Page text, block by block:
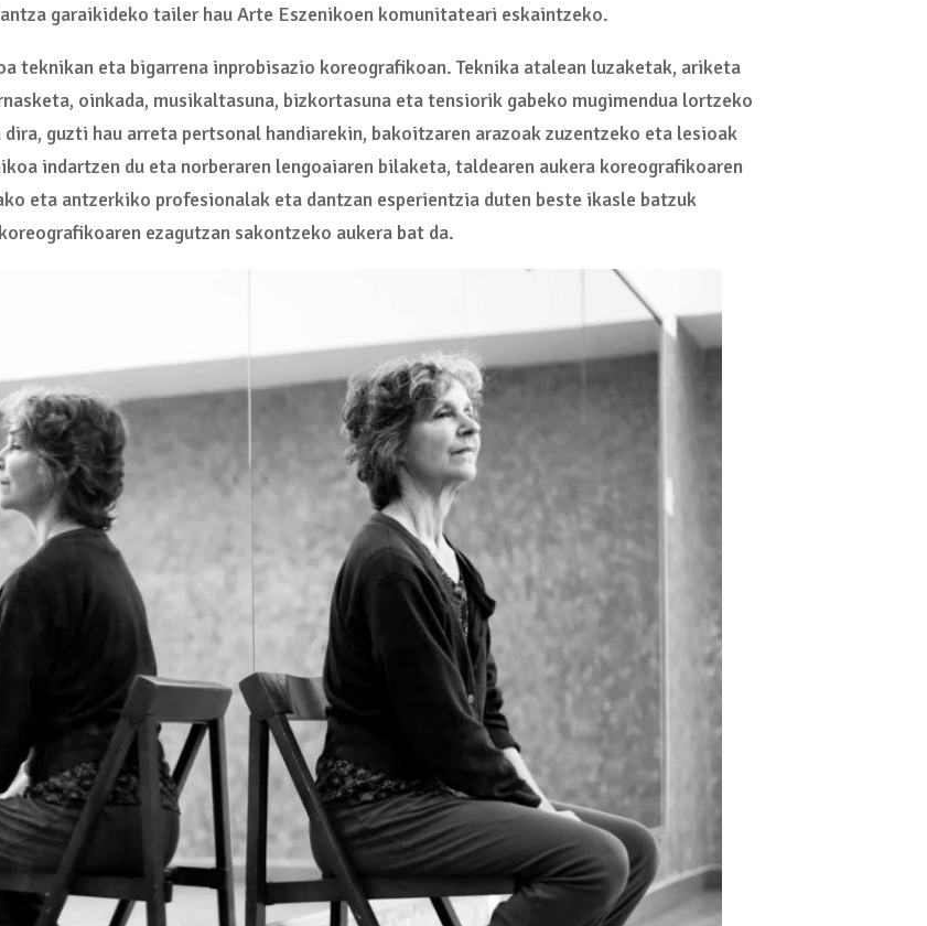
garaikideko tailer hau Arte Eszenikoen komunitateari eskaintzeko.
teknikan eta bigarrena inprobisazio koreografikoan. Teknika atalean luzaketak, ariketa
oinkada, musikaltasuna, bizkortasuna eta tensiorik gabeko mugimendua lortzeko
guzti hau arreta pertsonal handiarekin, bakoitzaren arazoak zuzentzeko eta lesioak
indartzen du eta norberaren lengoaiaren bilaketa, taldearen aukera koreografikoaren
eta antzerkiko profesionalak eta dantzan esperientzia duten beste ikasle batzuk
ezagutzan sakontzeko aukera bat da.